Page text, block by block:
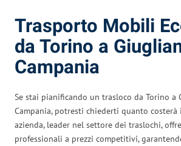
Trasporto Mobili
da Torino a
Campania
Se stai pianificando un trasloco da Torino a
Campania, potresti chiederti quanto costerà
azienda, leader nel settore dei traslochi,
professionali a prezzi competitivi,